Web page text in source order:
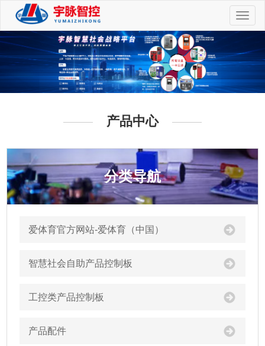
切
换
航
产品中心
分类导航
爱体育官方网站-爱体育（中国）
智慧社会自助产品控制板
工控类产品控制板
产品配件